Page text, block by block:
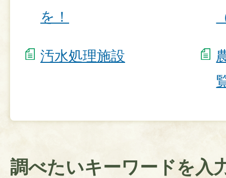
を！
汚水処理施設
調べたいキーワードを入